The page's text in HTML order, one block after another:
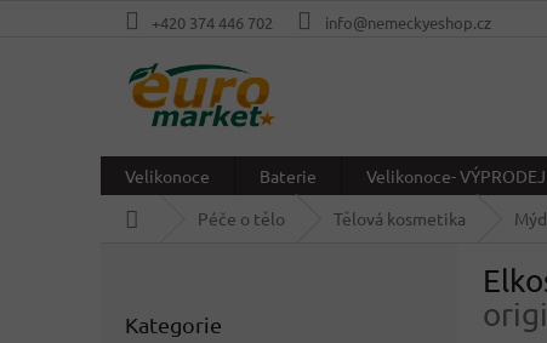
+420 374 446 702 info@nemeckyeshop.cz
Velikonoce Baterie Velikonoce- VÝPRODEJ
Péče o tělo Tělová kosmetika
kategorie
Kategorie